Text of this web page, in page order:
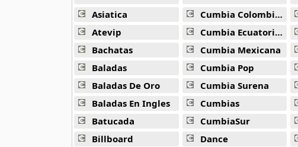
3 músicas online
Amaenaideyo
26 músicas online
Amagami Ss
50 músicas online
Amatsuki
20 músicas online
Asiatica
Atevip
Bachatas
Baladas
Baladas De Oro
Baladas En Ingles
Batucada
Billboard
Cumbia Colombiana
Cumbia Ecuatoriana
Cumbia Mexicana
Cumbia Pop
Cumbia Surena
Cumbias
CumbiaSur
Dance